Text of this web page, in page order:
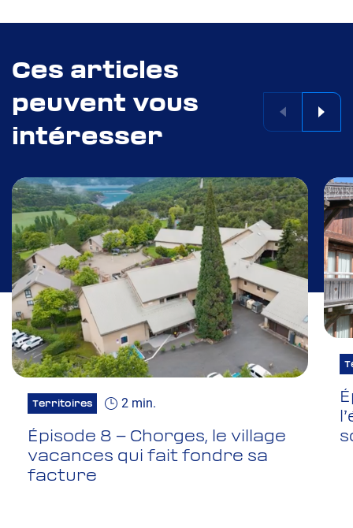
Ces articles
peuvent vous
intéresser
Territoires 2 min.
Épisode 8 – Chorges, le village
vacances qui fait fondre sa
facture